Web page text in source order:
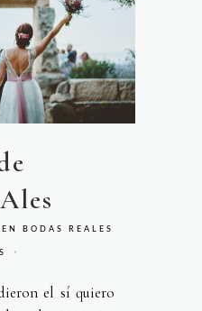
EN BODAS REALES
el sí quiero